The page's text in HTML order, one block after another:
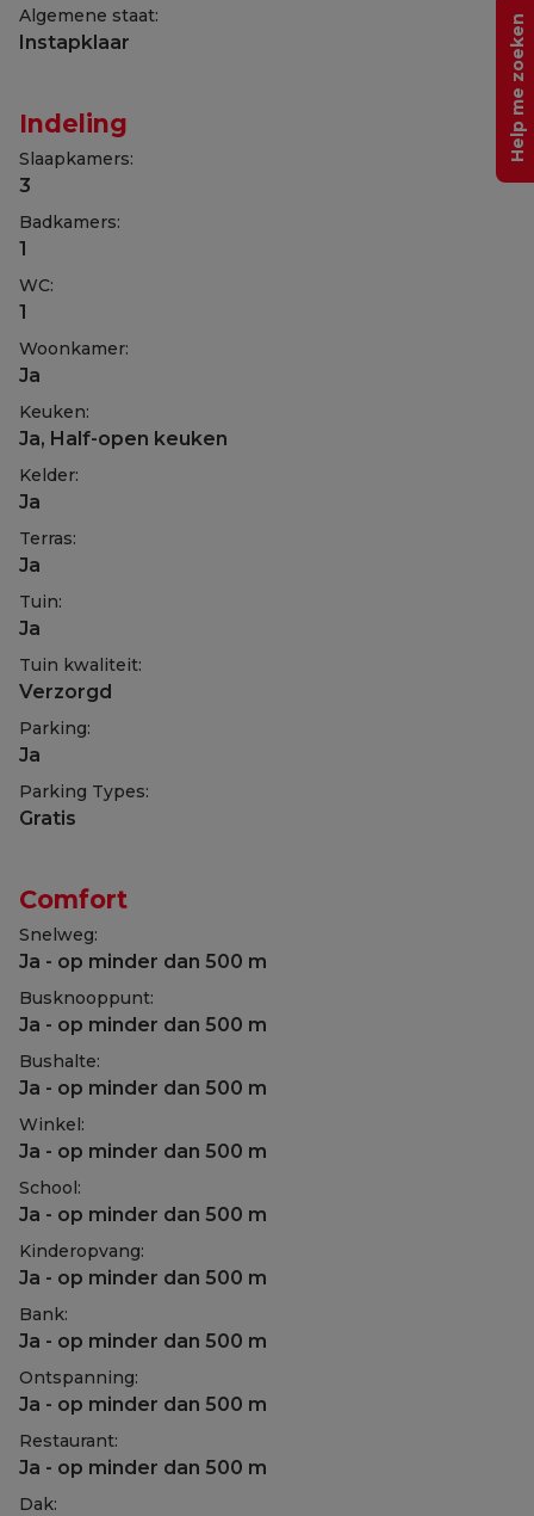
Algemene staat:
Instapklaar
Indeling
Slaapkamers:
3
Badkamers:
1
WC:
1
Woonkamer:
Ja
Keuken:
Ja, Half-open keuken
Kelder:
Ja
Terras:
Ja
Tuin:
Ja
Tuin kwaliteit:
Verzorgd
Parking:
Ja
Parking Types:
Gratis
Comfort
Snelweg:
Ja - op minder dan 500 m
Busknooppunt:
Ja - op minder dan 500 m
Bushalte:
Ja - op minder dan 500 m
Winkel:
Ja - op minder dan 500 m
School:
Ja - op minder dan 500 m
Kinderopvang:
Ja - op minder dan 500 m
Bank:
Ja - op minder dan 500 m
Ontspanning:
Ja - op minder dan 500 m
Restaurant:
Ja - op minder dan 500 m
Dak:
Help me zoeken